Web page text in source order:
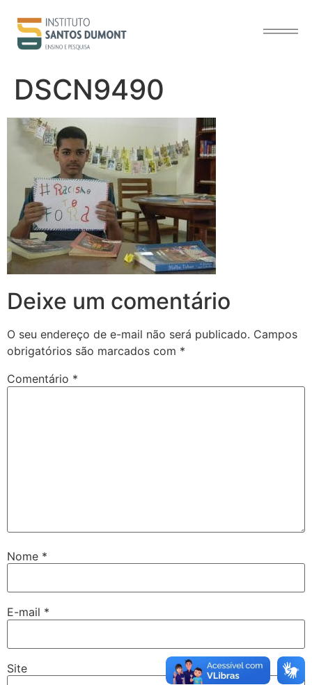
conteúdo
DSCN9490
Deixe um comentário
O seu endereço de e-mail não será publicado. Campos
obrigatórios são marcados com *
Comentário *
Nome *
E-mail *
Site